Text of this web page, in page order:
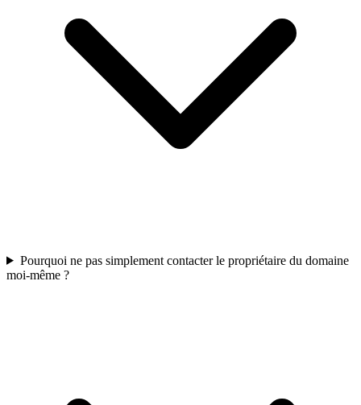
Pourquoi ne pas simplement contacter le propriétaire du domaine
moi-même ?